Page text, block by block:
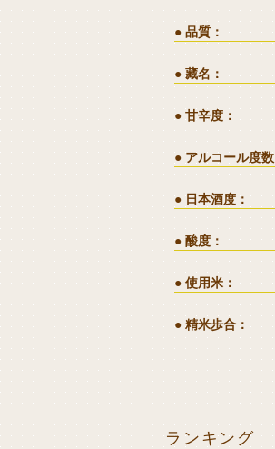
品質
藏名
甘辛度
アルコール度数
日本酒度
酸度
使用米
精米歩合
ランキング